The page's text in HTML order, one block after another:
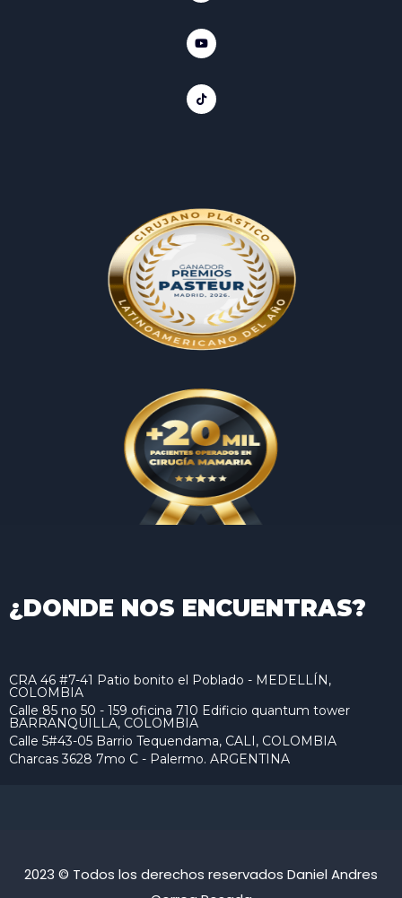
¿DONDE NOS ENCUENTRAS?
CRA 46 #7-41 Patio bonito el Poblado - MEDELLÍN,
COLOMBIA
Calle 85 no 50 - 159 oficina 710 Edificio quantum tower
BARRANQUILLA, COLOMBIA
Calle 5#43-05 Barrio Tequendama, CALI, COLOMBIA
Charcas 3628 7mo C - Palermo. ARGENTINA
2023 © Todos los derechos reservados Daniel Andres